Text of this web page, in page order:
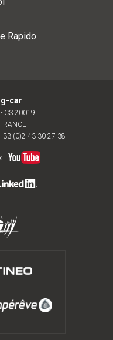
Rapido
car
CS 20019
(0)2 43 30 27 38